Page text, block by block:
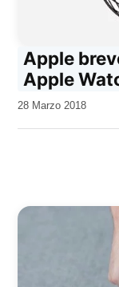
Apple
Apple
da
28 Marzo 2018